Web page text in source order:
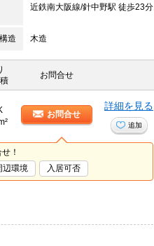
近鉄南大阪線/針中野駅 徒歩23分
構造 木造
お問合せ
お問合せ
詳細を見る
追加
！
辺環境 入居可否